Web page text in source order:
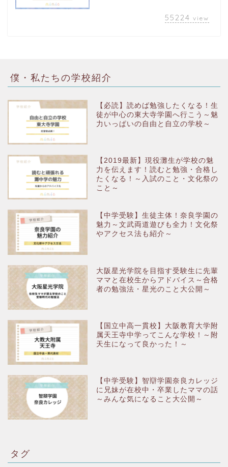
55224 view
僕・私たちの学校紹介
【必読】読めば勉強したくなる！生
徒が中心の東大寺学園へ行こう～魅
力いっぱいの自由と自立の学校～
【2019最新】現役灘生が学校の魅
力を伝えます！読むと勉強・合格し
たくなる！～入試のこと・文化祭の
こと～
【中学受験】生徒主体！奈良学園の
魅力～文武両道遊びも全力！文化祭
やアクセス法も紹介～
大阪星光学院を目指す受験生に先輩
ママと在校生からアドバイス～合格
者の勉強法・星光のこと大公開～
【国立中高一貫校】大阪教育大学附
属天王寺中学ってこんな学校！～附
天生になって良かった！～
【中学受験】智辯学園奈良カレッジ
に兄妹が在校中・卒業したママの話
～みんな気になること大公開～
タグ